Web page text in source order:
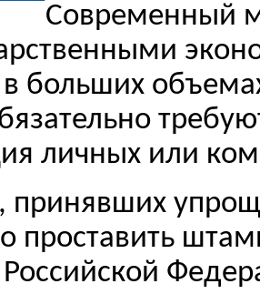
Современный
больших
личных или
принявших
проставить
Российской